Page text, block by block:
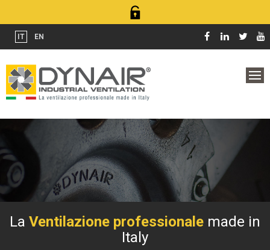
IT EN
La Ventilazione professionale made in
Italy